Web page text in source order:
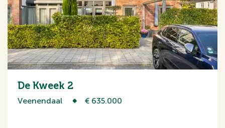
De Kweek 2
Veenendaal € 635.000